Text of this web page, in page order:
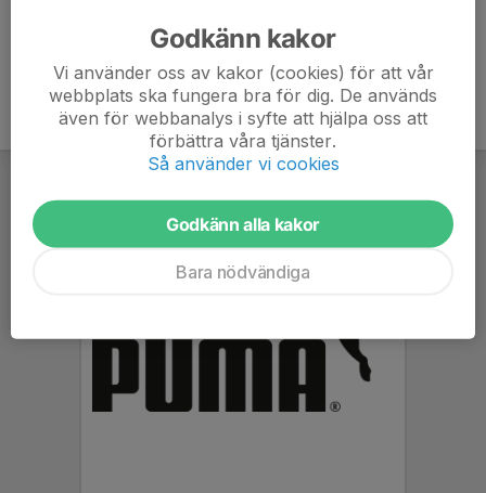
Godkänn kakor
Vi använder oss av kakor (cookies) för att vår
webbplats ska fungera bra för dig. De används
även för webbanalys i syfte att hjälpa oss att
förbättra våra tjänster.
Så använder vi cookies
Godkänn alla kakor
Bara nödvändiga